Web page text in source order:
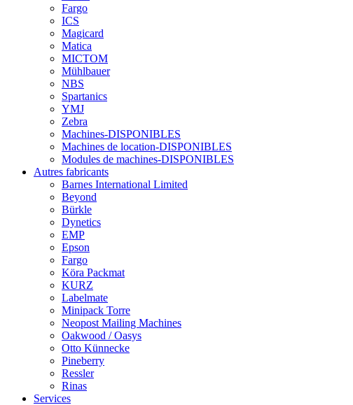
Fargo
ICS
Magicard
Matica
MICTOM
Mühlbauer
NBS
Spartanics
YMJ
Zebra
Machines-DISPONIBLES
Machines de location-DISPONIBLES
Modules de machines-DISPONIBLES
Autres fabricants
Barnes International Limited
Beyond
Bürkle
Dynetics
EMP
Epson
Fargo
Köra Packmat
KURZ
Labelmate
Minipack Torre
Neopost Mailing Machines
Oakwood / Oasys
Otto Künnecke
Pineberry
Ressler
Rinas
Services